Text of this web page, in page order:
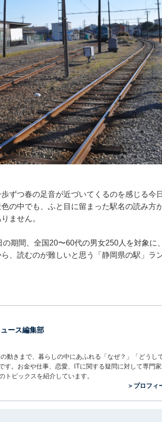
ずつ春の足音が近づいてくるのを感じる今
の中でも、ふと目に留まった駅名の読み方
ません。
期間、全国20〜60代の男女250人を対象に
、読むのが難しいと思う「静岡県の駅」ラ
ース編集部
動きまで、暮らしの中にあふれる「なぜ？」「どうし
す。お金や仕事、恋愛、ITに関する疑問に対して専門
トピックスを紹介しています。
＞プロフィ